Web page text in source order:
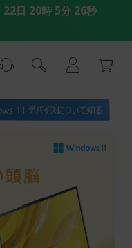
22日 20時 5分 25秒